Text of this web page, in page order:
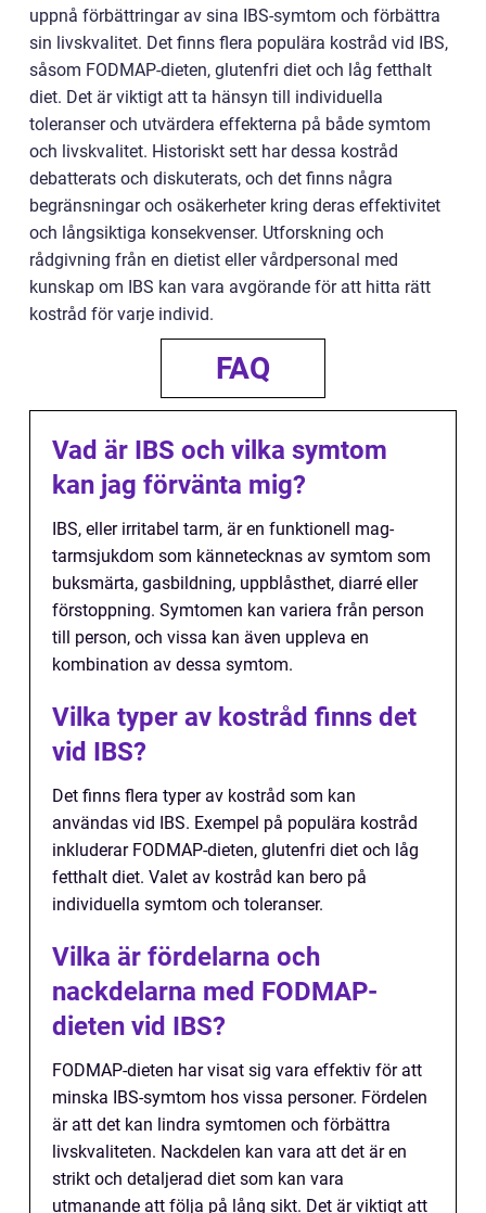
uppnå förbättringar av sina IBS-symtom och förbättra
sin livskvalitet. Det finns flera populära kostråd vid IBS,
såsom FODMAP-dieten, glutenfri diet och låg fetthalt
diet. Det är viktigt att ta hänsyn till individuella
toleranser och utvärdera effekterna på både symtom
och livskvalitet. Historiskt sett har dessa kostråd
debatterats och diskuterats, och det finns några
begränsningar och osäkerheter kring deras effektivitet
och långsiktiga konsekvenser. Utforskning och
rådgivning från en dietist eller vårdpersonal med
kunskap om IBS kan vara avgörande för att hitta rätt
kostråd för varje individ.
FAQ
Vad är IBS och vilka symtom
kan jag förvänta mig?
IBS, eller irritabel tarm, är en funktionell mag-
tarmsjukdom som kännetecknas av symtom som
buksmärta, gasbildning, uppblåsthet, diarré eller
förstoppning. Symtomen kan variera från person
till person, och vissa kan även uppleva en
kombination av dessa symtom.
Vilka typer av kostråd finns det
vid IBS?
Det finns flera typer av kostråd som kan
användas vid IBS. Exempel på populära kostråd
inkluderar FODMAP-dieten, glutenfri diet och låg
fetthalt diet. Valet av kostråd kan bero på
individuella symtom och toleranser.
Vilka är fördelarna och
nackdelarna med FODMAP-
dieten vid IBS?
FODMAP-dieten har visat sig vara effektiv för att
minska IBS-symtom hos vissa personer. Fördelen
är att det kan lindra symtomen och förbättra
livskvaliteten. Nackdelen kan vara att det är en
strikt och detaljerad diet som kan vara
utmanande att följa på lång sikt. Det är viktigt att